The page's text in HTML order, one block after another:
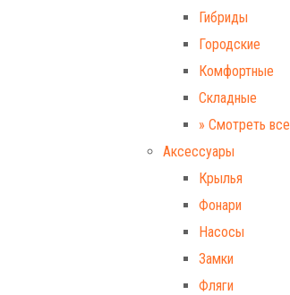
Гибриды
Городские
Комфортные
Складные
» Смотреть все
Аксессуары
Крылья
Фонари
Насосы
Замки
Фляги